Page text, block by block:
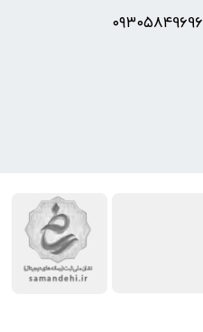
۰۹۳۰۵8۴9696